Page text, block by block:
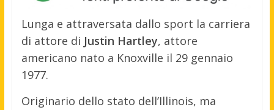
Lunga e attraversata dallo sport la carriera
di attore di Justin Hartley, attore
americano nato a Knoxville il 29 gennaio
1977.
Originario dello stato dell’Illinois, ma